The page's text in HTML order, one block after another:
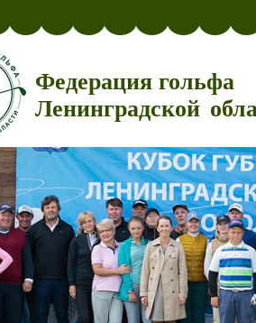
Федерация гольфа
Ленинградской